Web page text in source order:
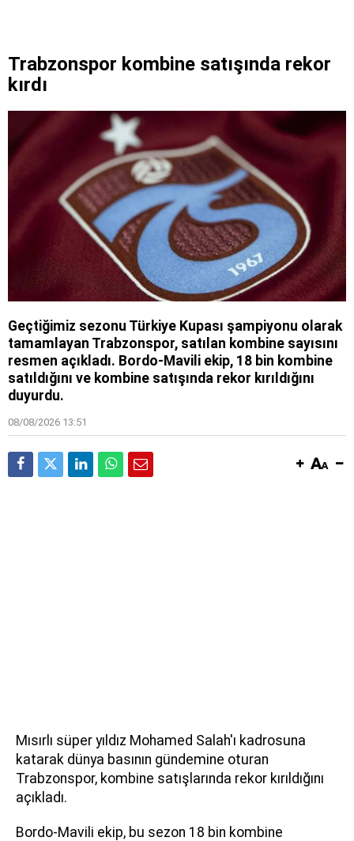
Trabzonspor kombine satışında rekor
kırdı
Geçtiğimiz sezonu Türkiye Kupası şampiyonu olarak
tamamlayan Trabzonspor, satılan kombine sayısını
resmen açıkladı. Bordo-Mavili ekip, 18 bin kombine
satıldığını ve kombine satışında rekor kırıldığını
duyurdu.
08/08/2026 13:51
Mısırlı süper yıldız Mohamed Salah'ı kadrosuna
katarak dünya basının gündemine oturan
Trabzonspor, kombine satışlarında rekor kırıldığını
açıkladı.
Bordo-Mavili ekip, bu sezon 18 bin kombine